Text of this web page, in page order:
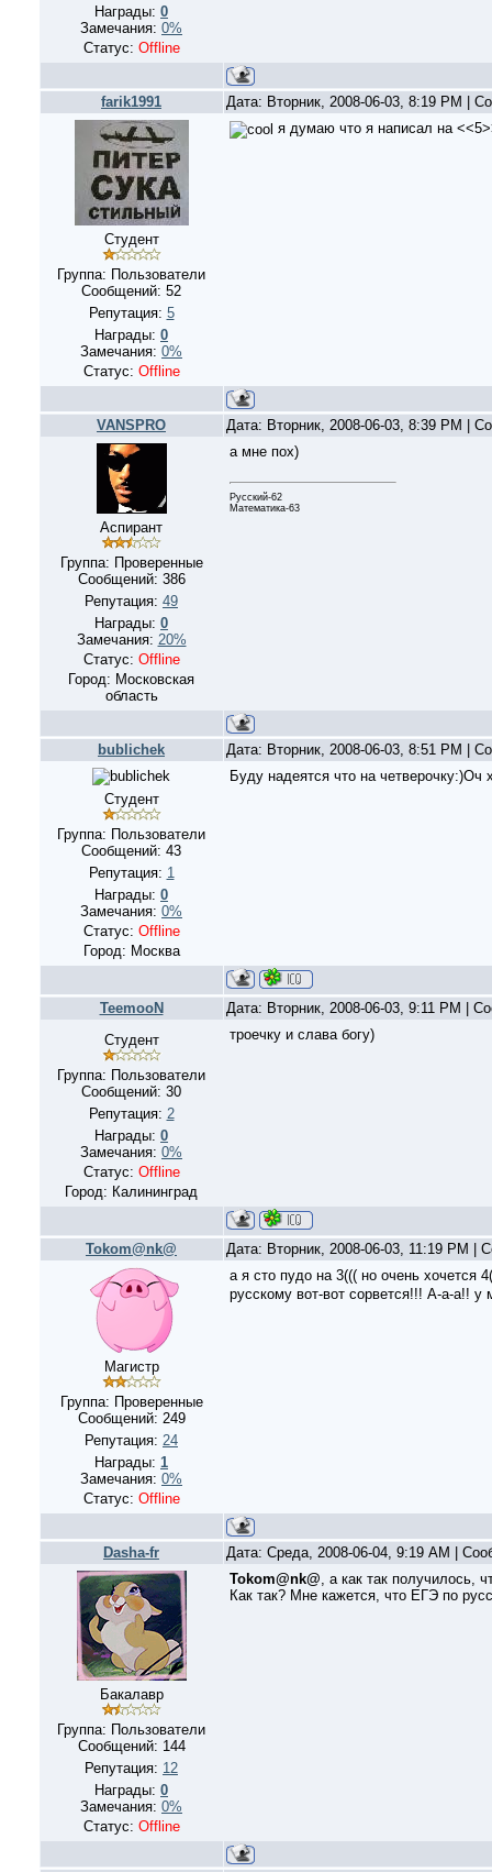
Награды: 0
Замечания: 0%
Статус: Offline
farik1991 Дата: Вторник, 2008-06-03, 8:19 PM |
Студент
Группа: Пользователи
Сообщений: 52
Репутация: 5
Награды: 0
Замечания: 0%
Статус: Offline
я думаю что я написал на
VANSPRO Дата: Вторник, 2008-06-03, 8:39 PM |
Аспирант
Группа: Проверенные
Сообщений: 386
Репутация: 49
Награды: 0
Замечания: 20%
Статус: Offline
Город: Московская
область
а мне пох)
Русский-62
Математика-63
bublichek Дата: Вторник, 2008-06-03, 8:51 PM |
Студент
Группа: Пользователи
Сообщений: 43
Репутация: 1
Награды: 0
Замечания: 0%
Статус: Offline
Город: Москва
Буду надеятся что на четверочку:)Оч
TeemooN
Дата: Вторник, 2008-06-03, 9:11 PM |
Студент
Группа: Пользователи
Сообщений: 30
Репутация: 2
Награды: 0
Замечания: 0%
Статус: Offline
Город: Калининград
троечку и слава богу)
Tokom@nk@ Дата: Вторник, 2008-06-03, 11:19 PM |
Магистр
Группа: Проверенные
Сообщений: 249
Репутация: 24
Награды: 1
Замечания: 0%
Статус: Offline
а я сто пудо на 3((( но очень хочется
русскому вот-вот сорвется!!! А-а-а!! у
Dasha-fr Дата: Среда, 2008-06-04, 9:19 AM |
Бакалавр
Группа: Пользователи
Сообщений: 144
Репутация: 12
Награды: 0
Замечания: 0%
Статус: Offline
Tokom@nk@, а как так получилось,
Как так? Мне кажется, что ЕГЭ по